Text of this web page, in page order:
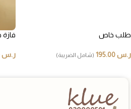
طلب خاص
ر.س (شامل الضريبة)
فازة
ر.س